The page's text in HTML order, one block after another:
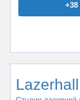
+38
Lazerhall